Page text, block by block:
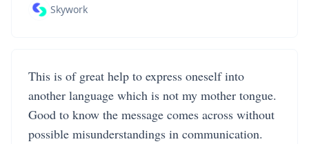
Skywork
This is of great help to express oneself into
another language which is not my mother tongue.
Good to know the message comes across without
possible misunderstandings in communication.